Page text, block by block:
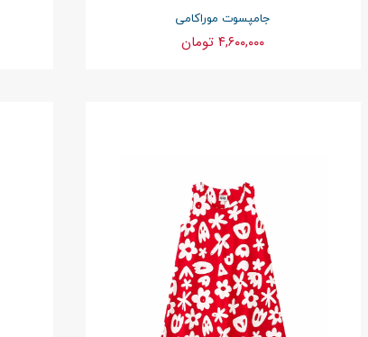
جامپسوت موراکامی
۴,۶۰۰,۰۰۰ تومان